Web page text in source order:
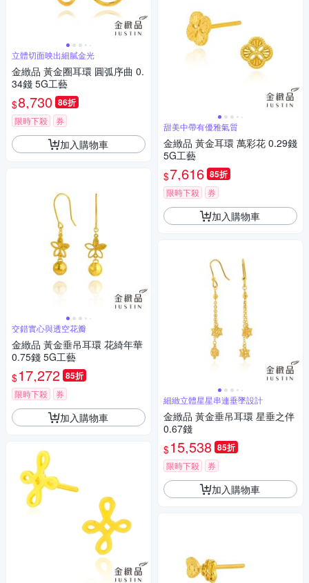
立體切面映出細膩金光
金緻品 黃金圈耳環 圓弧序曲 0.
34錢 5G工藝
$8,730 86折
限時下殺 券
加入購物車
交錯實心與透空花瓣
金緻品 黃金垂吊耳環 花綺年華
0.75錢 5G工藝
$17,272 85折
限時下殺 券
加入購物車
甜美中帶有優雅氣質
金緻品 黃金耳環 萬彩花 0.29錢
5G工藝
$7,616 85折
限時下殺 券
加入購物車
細緻立體星星串連垂墜設計
金緻品 黃金垂吊耳環 星垂之伴
0.67錢
$15,538 85折
限時下殺 券
加入購物車